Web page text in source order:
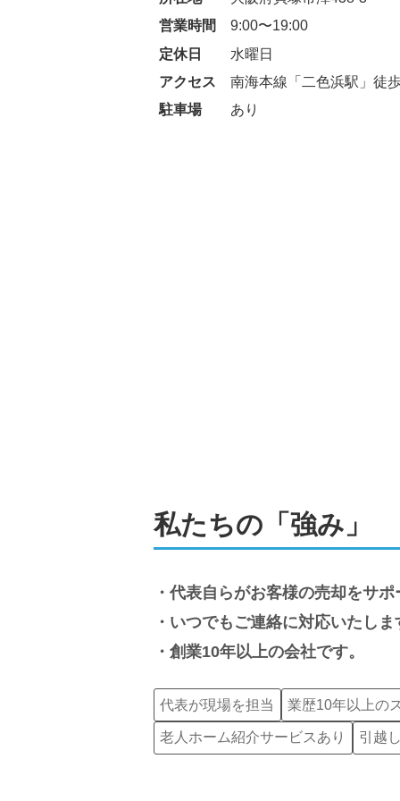
営業時間
9:00〜19:00
定休日
水曜日
アクセス
南海本線「二色浜駅」徒
駐車場
あり
私たちの「強み」
代表自らがお客様の売却をサ
いつでもご連絡に対応いたしま
創業10年以上の会社です。
代表が現場を担当 業歴10年以上の
老人ホーム紹介サービスあり 引越